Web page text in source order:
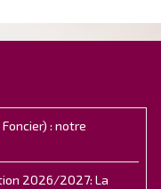
: notre
2026/2027: La